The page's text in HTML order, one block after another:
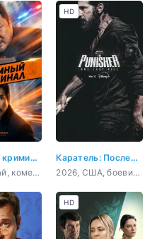
Безумный криминал
2024, Китай, комедия
Каратель: Последнее убийство
2026, США, боевик, триллер, драма, криминал, приключения
HD
HD